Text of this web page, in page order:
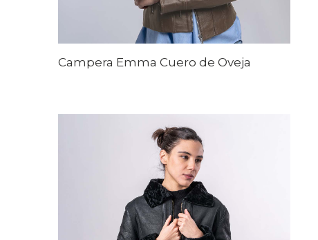
Campera Emma Cuero de Oveja